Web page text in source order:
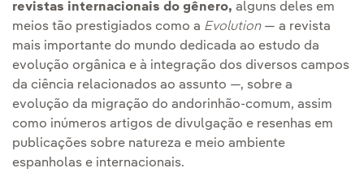
revistas internacionais do gênero, alguns deles em
meios tão prestigiados como a Evolution— a revista
mais importante do mundo dedicada ao estudo da
evolução orgânica e à integração dos diversos campos
da ciência relacionados ao assunto —, sobre a
evolução da migração do andorinhão-comum, assim
como inúmeros artigos de divulgação e resenhas em
publicações sobre natureza e meio ambiente
espanholas e internacionais.